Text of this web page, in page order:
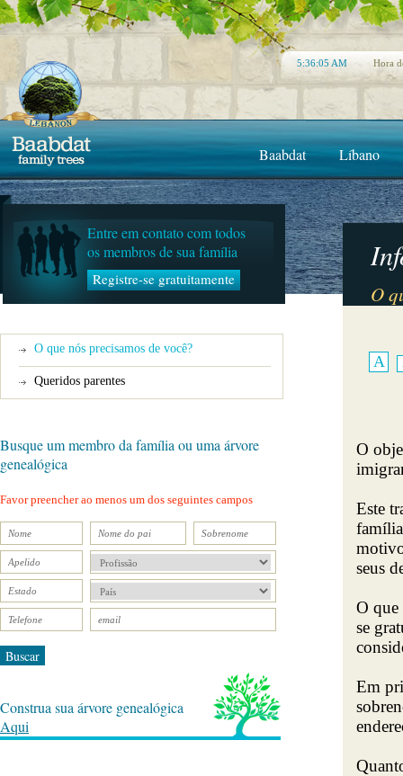
Líbano
Baabdat
5:36:05 AM Hora
Entre em contato com todos
os membros de sua família
Registre-se gratuitamente
O
O que nós precisamos de você?
Queridos parentes
Busque um membro da família ou uma árvore
genealógica
Favor preencher ao menos um dos seguintes campos
Buscar
Construa sua árvore genealógica
Aqui
A
O
Este
seus
O que
se
Em